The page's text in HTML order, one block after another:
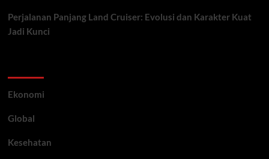
Perjalanan Panjang Land Cruiser: Evolusi dan Karakter Kuat
Jadi Kunci
Ekonomi
Global
Kesehatan